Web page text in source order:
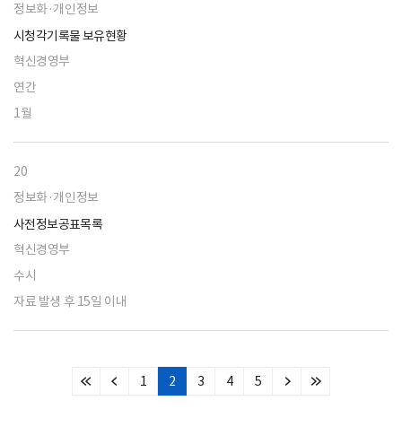
정보화·개인정보
시청각기록물 보유현황
혁신경영부
연간
1월
20
정보화·개인정보
사전정보공표목록
혁신경영부
수시
자료 발생 후 15일 이내
처
이
1 2 3 4 5
다
마